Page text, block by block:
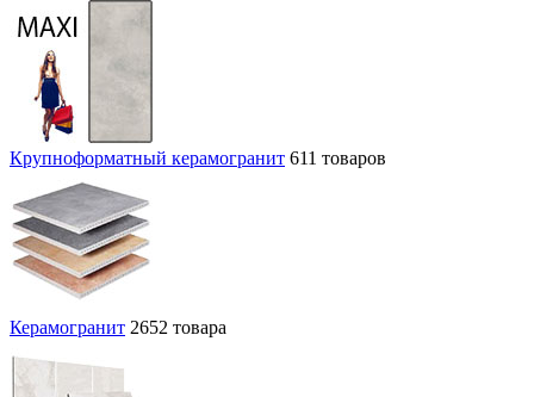
Крупноформатный керамогранит 611 товаров
Керамогранит 2652 товара